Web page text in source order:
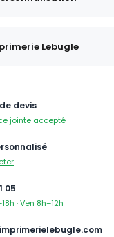
Lebugle
devis
jointe accepté
05
· Ven 8h–12h